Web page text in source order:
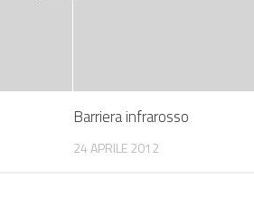
Barriera infrarosso
24 APRILE 2012